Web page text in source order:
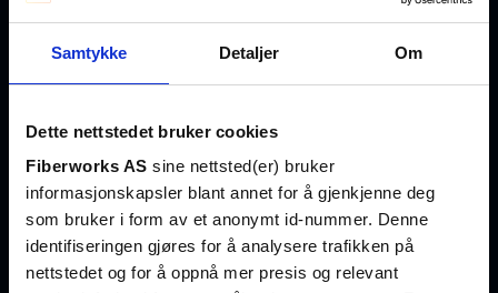
Samtykke Detaljer Om
Dette nettstedet bruker cookies
Fiberworks AS sine nettsted(er) bruker
informasjonskapsler blant annet for å gjenkjenne deg
som bruker i form av et anonymt id-nummer. Denne
identifiseringen gjøres for å analysere trafikken på
nettstedet og for å oppnå mer presis og relevant
+47 23 03 53 30
Hentepunkt og lager
Eikenga 11
0579 Oslo
Åpent alle hverdager